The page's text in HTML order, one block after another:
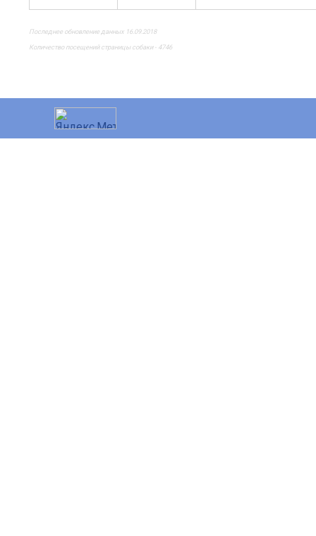
Последнее обновление данных 16.09.2018
Количество посещений страницы собаки - 4746